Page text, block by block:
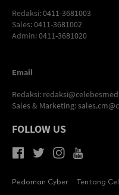
Redaksi: 0411-3681003
Sales: 0411-3681002
Admin: 0411-3681020
Email
Redaksi:
Sales & Marketing:
FOLLOW US
Pedoman Cyber Tentang